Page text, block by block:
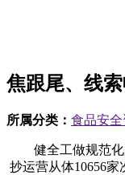
焦跟尾、线
所属分类： 食品安
健全工做规范化系
抄运营从体10656